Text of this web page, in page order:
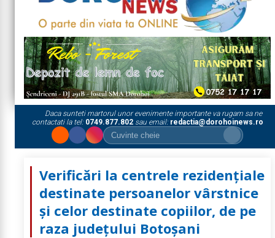
Daca sunteti martorul unor evenimente importante va rugam sa ne
contactati la tel: 0749.877.802sau email: redactia@dorohoinews.ro
Verificări la centrele rezidențiale
destinate persoanelor vârstnice
și celor destinate copiilor, de pe
raza județului Botoșani